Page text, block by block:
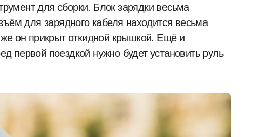
для сборки. Блок зарядки весьма
для зарядного кабеля находится весьма
он прикрыт откидной крышкой. Ещё и
первой поездкой нужно будет установить руль